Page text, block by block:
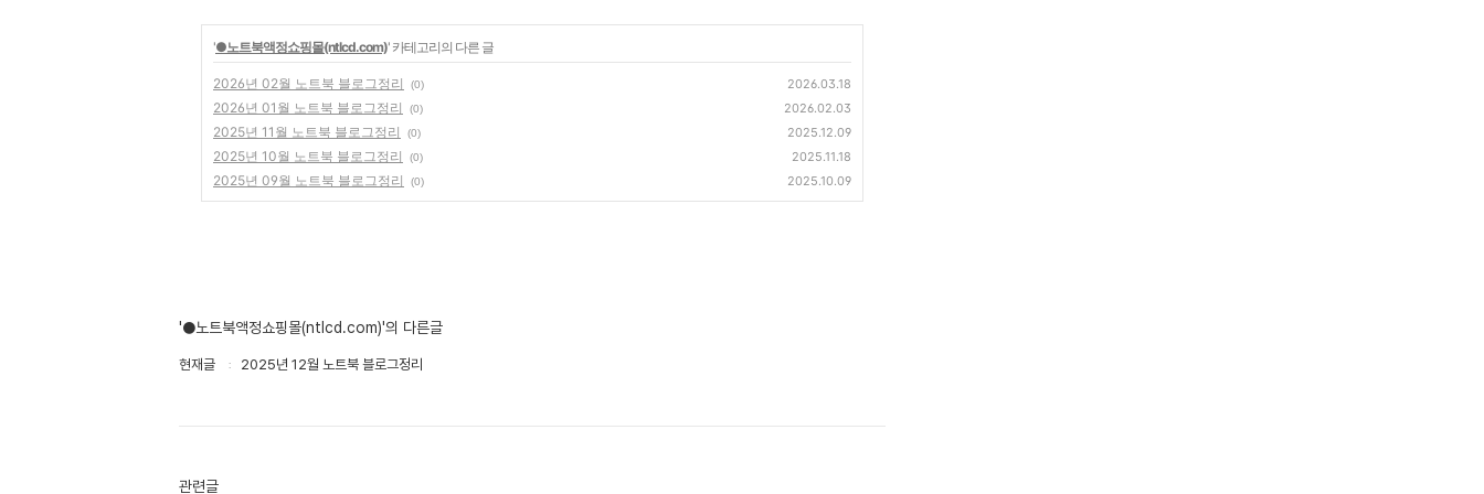
'●노트북액정쇼핑몰(ntlcd.com)' 카테고리의 다른 글
2026년 02월 노트북 블로그정리 (0) 2026.03.18
2026년 01월 노트북 블로그정리 (0) 2026.02.03
2025년 11월 노트북 블로그정리 (0) 2025.12.09
2025년 10월 노트북 블로그정리 (0) 2025.11.18
2025년 09월 노트북 블로그정리 (0) 2025.10.09
'●노트북액정쇼핑몰(ntlcd.com)'의 다른글
현재글 2025년 12월 노트북 블로그정리
관련글